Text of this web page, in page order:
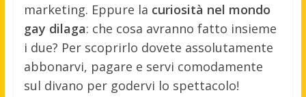
marketing. Eppure la curiosità nel mondo
gay dilaga: che cosa avranno fatto insieme
i due? Per scoprirlo dovete assolutamente
abbonarvi, pagare e servi comodamente
sul divano per godervi lo spettacolo!